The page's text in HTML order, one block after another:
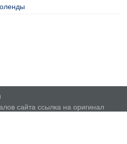
сайта ссылка на оригинал